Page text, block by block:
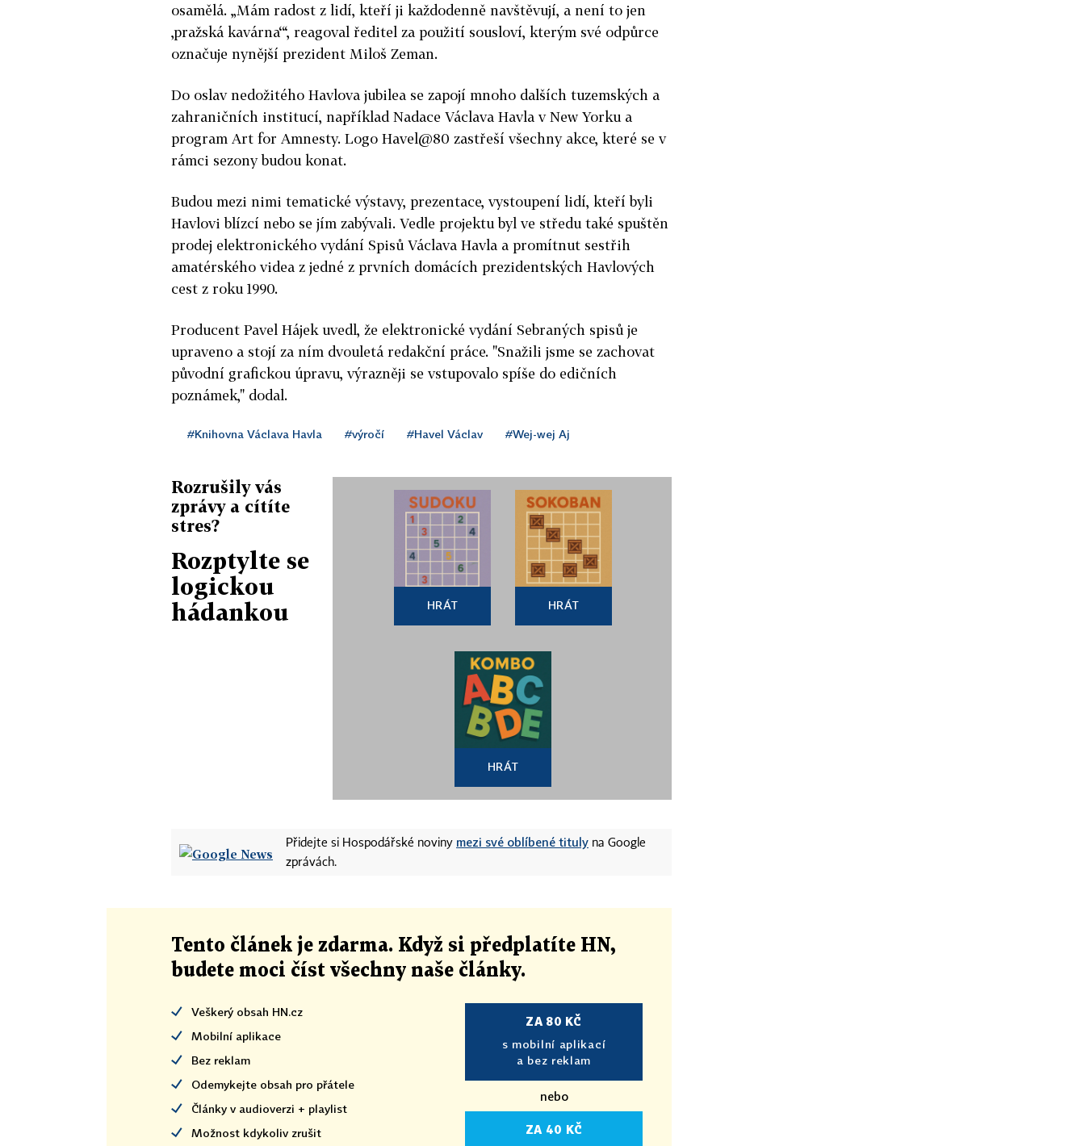
osamělá. „Mám radost z lidí, kteří ji každodenně navštěvují, a není to jen
‚pražská kavárna‘“, reagoval ředitel za použití sousloví, kterým své odpůrce
označuje nynější prezident Miloš Zeman.
Do oslav nedožitého Havlova jubilea se zapojí mnoho dalších tuzemských a
zahraničních institucí, například Nadace Václava Havla v New Yorku a
program Art for Amnesty. Logo Havel@80 zastřeší všechny akce, které se v
rámci sezony budou konat.
Budou mezi nimi tematické výstavy, prezentace, vystoupení lidí, kteří byli
Havlovi blízcí nebo se jím zabývali. Vedle projektu byl ve středu také spuštěn
prodej elektronického vydání Spisů Václava Havla a promítnut sestřih
amatérského videa z jedné z prvních domácích prezidentských Havlových
cest z roku 1990.
Producent Pavel Hájek uvedl, že elektronické vydání Sebraných spisů je
upraveno a stojí za ním dvouletá redakční práce. "Snažili jsme se zachovat
původní grafickou úpravu, výrazněji se vstupovalo spíše do edičních
poznámek," dodal.
#Knihovna Václava Havla #výročí #Havel Václav #Wej-wej Aj
Rozrušily vás
zprávy a cítíte
stres?
Rozptylte se
logickou
hádankou
HRÁT HRÁT
HRÁT
Přidejte si Hospodářské noviny mezi své oblíbené tituly na Google
zprávách.
Tento článek je zdarma. Když si předplatíte HN,
budete moci číst všechny naše články.
Veškerý obsah HN.cz
Mobilní aplikace
Bez reklam
Odemykejte obsah pro přátele
Články v audioverzi + playlist
Možnost kdykoliv zrušit
ZA 80 KČ
s mobilní aplikací
a bez reklam
nebo
ZA 40 KČ